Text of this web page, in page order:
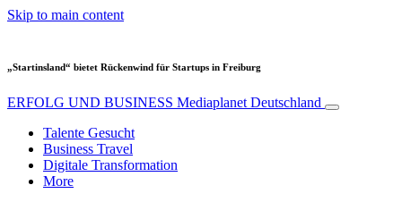
Skip to main content
„Startinsland“ bietet Rückenwind für Startups in Freiburg
ERFOLG UND BUSINESS Mediaplanet Deutschland
Talente Gesucht
Business Travel
Digitale Transformation
More